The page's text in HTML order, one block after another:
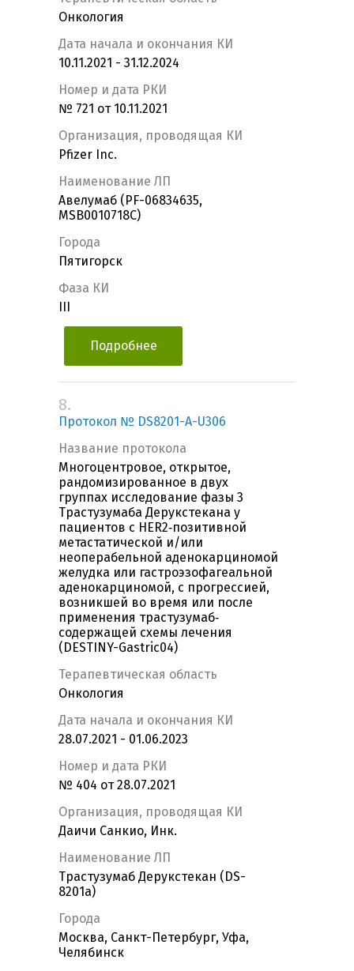
Онкология
Дата начала и окончания КИ
10.11.2021 - 31.12.2024
Номер и дата РКИ
№ 721 от 10.11.2021
Организация, проводящая КИ
Pfizer Inc.
Наименование ЛП
Авелумаб (PF-06834635,
MSB0010718C)
Города
Пятигорск
Фаза КИ
Подробнее
8.
Протокол № DS8201-A-U306
Название протокола
Многоцентровое, открытое,
рандомизированное в двух
группах исследование фазы 3
Трастузумаба Дерукстекана у
пациентов с HER2‐позитивной
метастатической и/или
неоперабельной аденокарциномой
желудка или гастроэзофагеальной
аденокарциномой, с прогрессией,
возникшей во время или после
применения трастузумаб‐
содержащей схемы лечения
(DESTINY-Gastric04)
Терапевтическая область
Онкология
Дата начала и окончания КИ
28.07.2021 - 01.06.2023
Номер и дата РКИ
№ 404 от 28.07.2021
Организация, проводящая КИ
Даичи Санкио, Инк.
Наименование ЛП
Трастузумаб Дерукстекан (DS-
8201a)
Города
Москва, Санкт-Петербург, Уфа,
Челябинск